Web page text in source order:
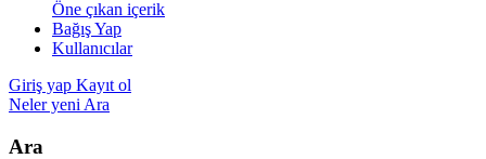
Öne çıkan içerik
Bağış Yap
Kullanıcılar
Giriş yap Kayıt ol
Neler yeni Ara
Ara